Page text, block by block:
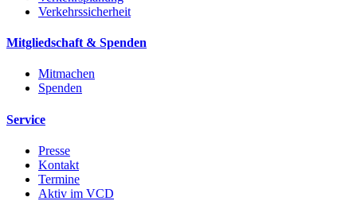
Verkehrssicherheit
Mitgliedschaft & Spenden
Mitmachen
Spenden
Service
Presse
Kontakt
Termine
Aktiv im VCD